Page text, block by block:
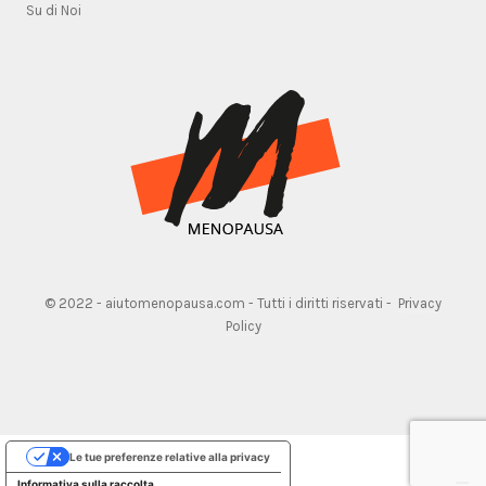
Su di Noi
© 2022 - aiutomenopausa.com - Tutti i diritti riservati - Privacy
Policy
Le tue preferenze relative alla privacy